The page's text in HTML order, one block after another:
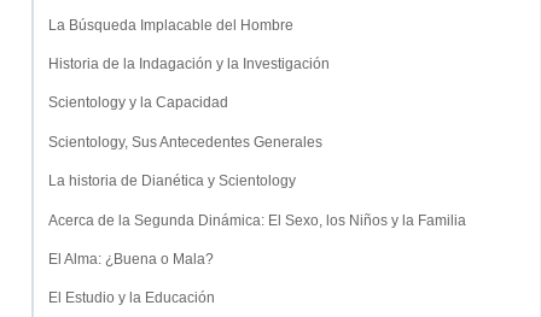
La Búsqueda Implacable del Hombre
Historia de la Indagación y la Investigación
Scientology y la Capacidad
Scientology, Sus Antecedentes Generales
La historia de Dianética y Scientology
Acerca de la Segunda Dinámica: El Sexo, los Niños y la Familia
El Alma: ¿Buena o Mala?
El Estudio y la Educación